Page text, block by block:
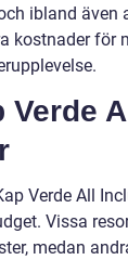
ibland
kostnader för
Verde
Verde All
Vissa
medan